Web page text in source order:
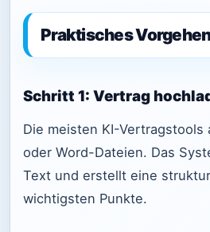
Praktisches
Schritt 1: Vertrag
Die meisten KI-Vertragstools
oder Word-Dateien. Das
Text und erstellt eine
wichtigsten Punkte.